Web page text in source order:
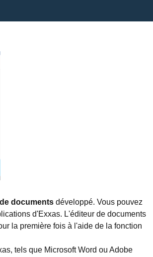
documents développé. Vous pouvez
d'Exxas. L'éditeur de documents
la première fois à l'aide de la fonction
tels que Microsoft Word ou Adobe